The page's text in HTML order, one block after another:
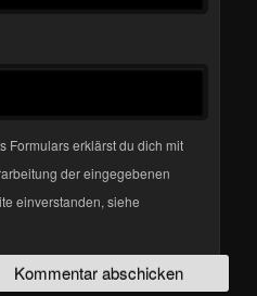
Formulars erklärst du dich mit
der eingegebenen
einverstanden, siehe